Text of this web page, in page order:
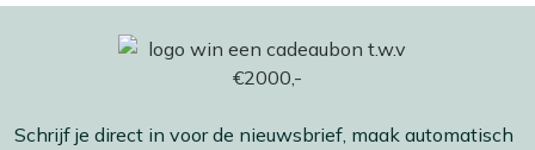
Schrijf je direct in voor de nieuwsbrief, maak automatisch